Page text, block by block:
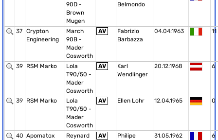
90D -
Brown
Mugen
Belmondo
37 Crypton
Engineering
March
90B -
Mader
Cosworth
AV
Fabrizio
Barbazza
04.04.1963 11
39 RSM Marko
Lola
T90/50 -
Mader
Cosworth
AV
Karl
Wendlinger
20.12.1968 6
39 RSM Marko
Lola
T90/50 -
Mader
Cosworth
AV Ellen Lohr 12.04.1965 0
40 Apomatox
Reynard
AV
Philipe
31.05.1962 6